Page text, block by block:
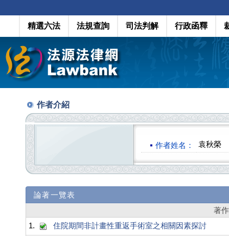
精選六法 法規查詢 司法判解 行政函釋
作者介紹
作者姓名： 袁秋榮
論著一覽表
著
1.
住院期間非計畫性重返手術室之相關因素探討